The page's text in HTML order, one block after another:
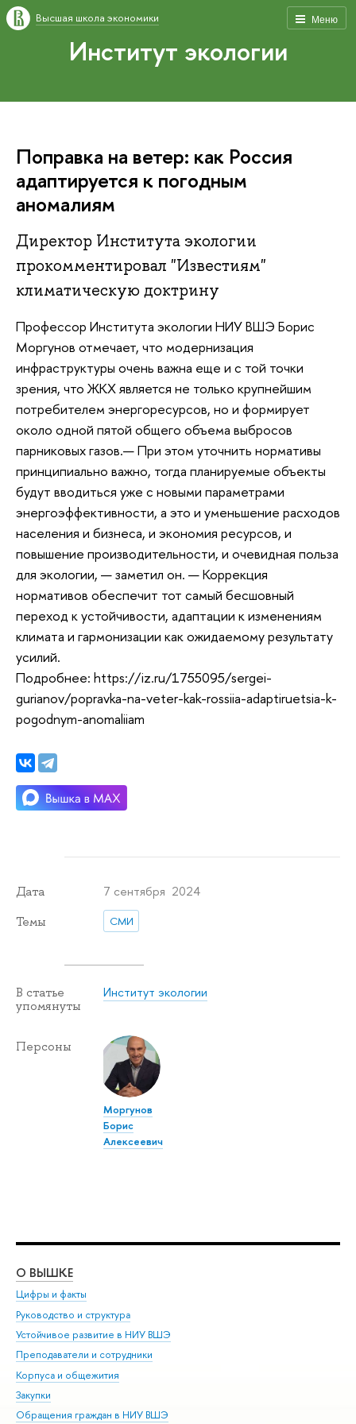
Меню
Высшая школа экономики
Институт экологии
Поправка на ветер: как Россия
адаптируется к погодным
аномалиям
Директор Института экологии
прокомментировал "Известиям"
климатическую доктрину
Профессор Института экологии НИУ ВШЭ Борис
Моргунов отмечает, что модернизация
инфраструктуры очень важна еще и с той точки
зрения, что ЖКХ является не только крупнейшим
потребителем энергоресурсов, но и формирует
около одной пятой общего объема выбросов
парниковых газов.— При этом уточнить нормативы
принципиально важно, тогда планируемые объекты
будут вводиться уже с новыми параметрами
энергоэффективности, а это и уменьшение расходов
населения и бизнеса, и экономия ресурсов, и
повышение производительности, и очевидная польза
для экологии, — заметил он. — Коррекция
нормативов обеспечит тот самый бесшовный
переход к устойчивости, адаптации к изменениям
климата и гармонизации как ожидаемому результату
усилий.
Подробнее: https://iz.ru/1755095/sergei-
gurianov/popravka-na-veter-kak-rossiia-adaptiruetsia-k-
pogodnym-anomaliiam
Дата 7 сентября 2024
Темы СМИ
В статье
упомянуты
Институт экологии
Персоны
Моргунов
Борис
Алексеевич
О ВЫШКЕ
Цифры и факты
Руководство и структура
Устойчивое развитие в НИУ ВШЭ
Преподаватели и сотрудники
Корпуса и общежития
Закупки
Обращения граждан в НИУ ВШЭ